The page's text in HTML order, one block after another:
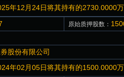
年12月24日将其持有的2730.0000
原始质押股数：
股份有限公司
年02月05日将其持有的1500.0000